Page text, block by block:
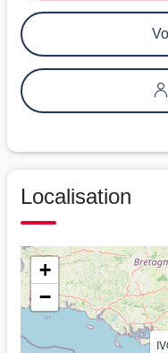
Localisation
+
−